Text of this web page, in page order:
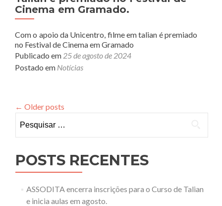
Cinema em Gramado.
Com o apoio da Unicentro, filme em talian é premiado
no Festival de Cinema em Gramado
Publicado em 25 de agosto de 2024
Postado em Notícias
← Older posts
por:
POSTS RECENTES
ASSODITA encerra inscrições para o Curso de Talian
e inicia aulas em agosto.